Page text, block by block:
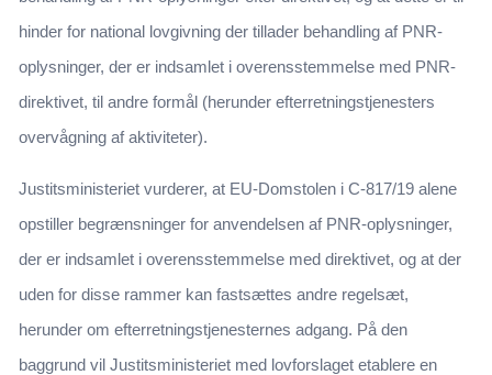
hinder for national lovgivning der tillader behandling af PNR-
oplysninger, der er indsamlet i overensstemmelse med PNR-
direktivet, til andre formål (herunder efterretningstjenesters
overvågning af aktiviteter).
Justitsministeriet vurderer, at EU-Domstolen i C-817/19 alene
opstiller begrænsninger for anvendelsen af PNR-oplysninger,
der er indsamlet i overensstemmelse med direktivet, og at der
uden for disse rammer kan fastsættes andre regelsæt,
herunder om efterretningstjenesternes adgang. På den
baggrund vil Justitsministeriet med lovforslaget etablere en